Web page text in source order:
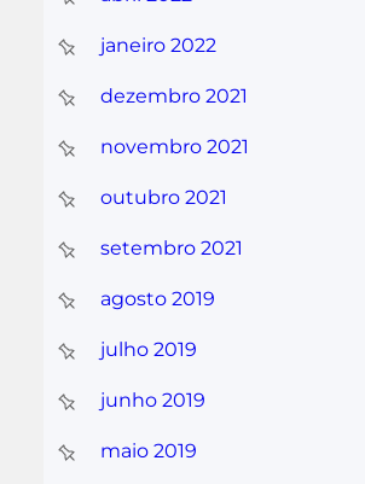
janeiro 2022
dezembro 2021
novembro 2021
outubro 2021
setembro 2021
agosto 2019
julho 2019
junho 2019
maio 2019